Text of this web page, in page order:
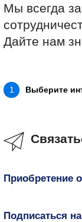
Мы всегда
Дайте нам
1 Выберите
Приобретение
Подписаться